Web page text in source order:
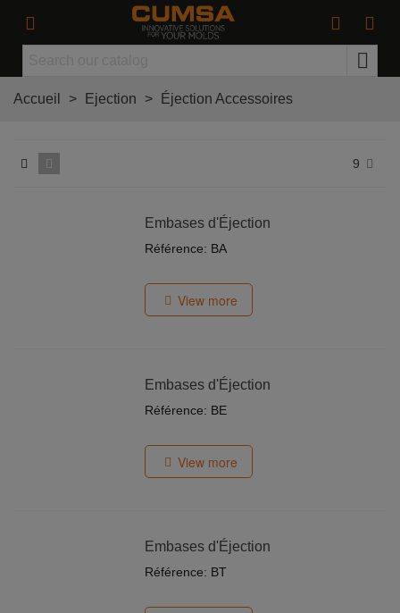
Accueil > Ejection > Éjection Accessoires
9
Embases d'Éjection
Référence: BA
View more
Embases d'Éjection
Référence: BE
View more
Embases d'Éjection
Référence: BT